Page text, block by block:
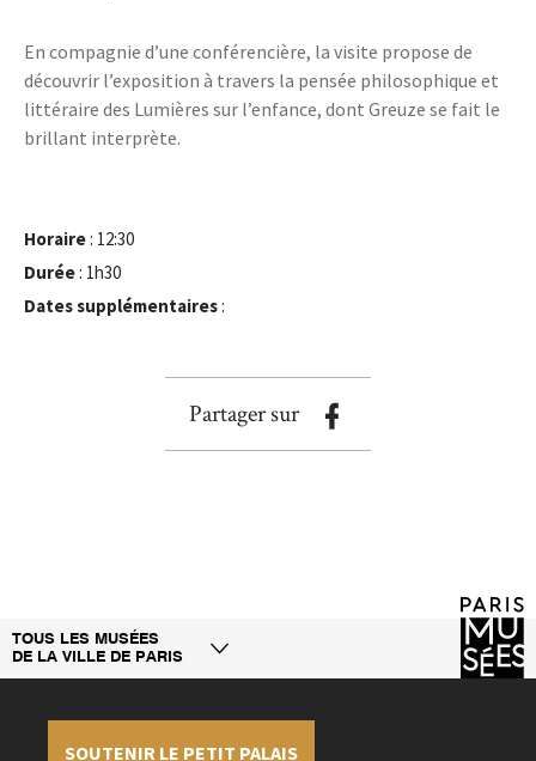
En compagnie d’une conférencière, la visite propose de
découvrir l’exposition à travers la pensée philosophique et
littéraire des Lumières sur l’enfance, dont Greuze se fait le
brillant interprète.
Horaire : 12:30
Durée : 1h30
Dates supplémentaires :
Partager sur
TOUS LES MUSÉES
DE LA VILLE DE PARIS
SOUTENIR LE PETIT PALAIS